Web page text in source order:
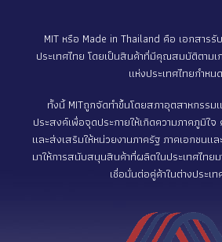
MIT หรือ Made in Thailand คือ เอกสาร
ประเทศไทย โดยเป็นสินค้าที่มีคุณสมบัติตาม
แห่งประเทศไทยกำหนด
ทั้งนี้ MITถูกจัดทำขึ้นโดยสภาอุตสาหกรรม
ประสงค์เพื่อจุดประกายให้เกิดความภาคภูมิใจ
และส่งเสริมให้หน่วยงานภาครัฐ ภาคเอกชนแ
มาให้การสนับสนุนสินค้าที่ผลิตในประเทศไทย
เชื่อมั่นต่อคู่ค้าในต่างประเ